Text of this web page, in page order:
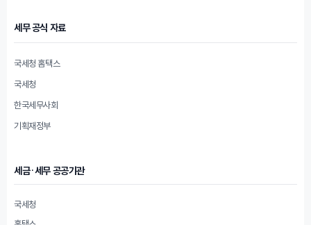
세무 공식 자료
국세청 홈택스
국세청
한국세무사회
기획재정부
세금·세무 공공기관
국세청